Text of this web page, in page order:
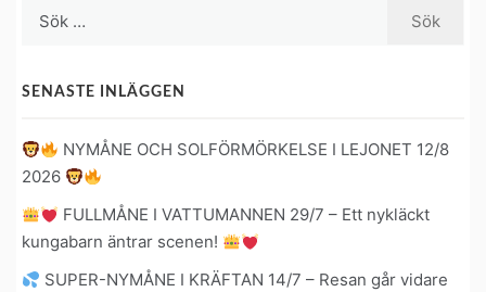
SENASTE INLÄGGEN
NYMÅNE OCH SOLFÖRMÖRKELSE I LEJONET 12/8
2026
FULLMÅNE I VATTUMANNEN 29/7 – Ett nykläckt
kungabarn äntrar scenen!
SUPER-NYMÅNE I KRÄFTAN 14/7 – Resan går vidare